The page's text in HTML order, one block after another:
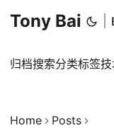
Tony Bai
归档搜索分类标签
Home Posts